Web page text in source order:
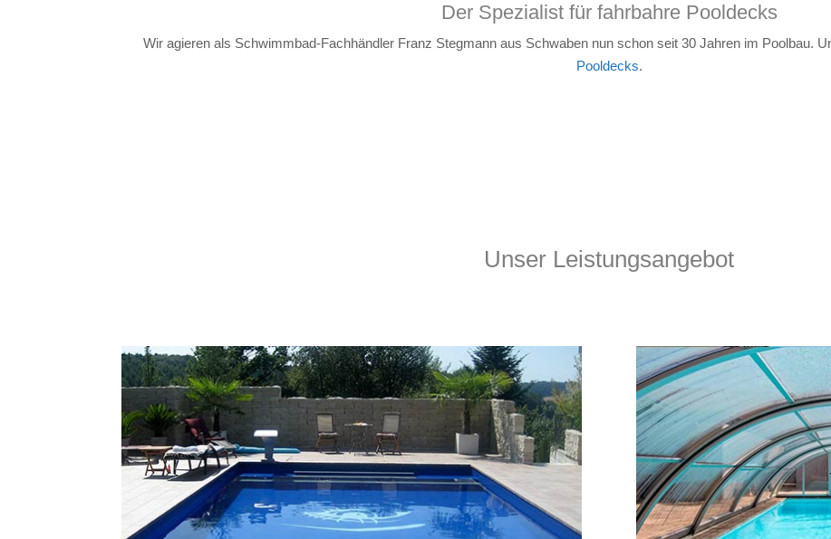
Der Spezialist für fahrbahre Pooldecks
Wir agieren als Schwimmbad-Fachhändler Franz Stegmann aus Schwaben nun schon seit 30 Jahren im Poolbau.
Pooldecks.
Unser Leistungsangebot